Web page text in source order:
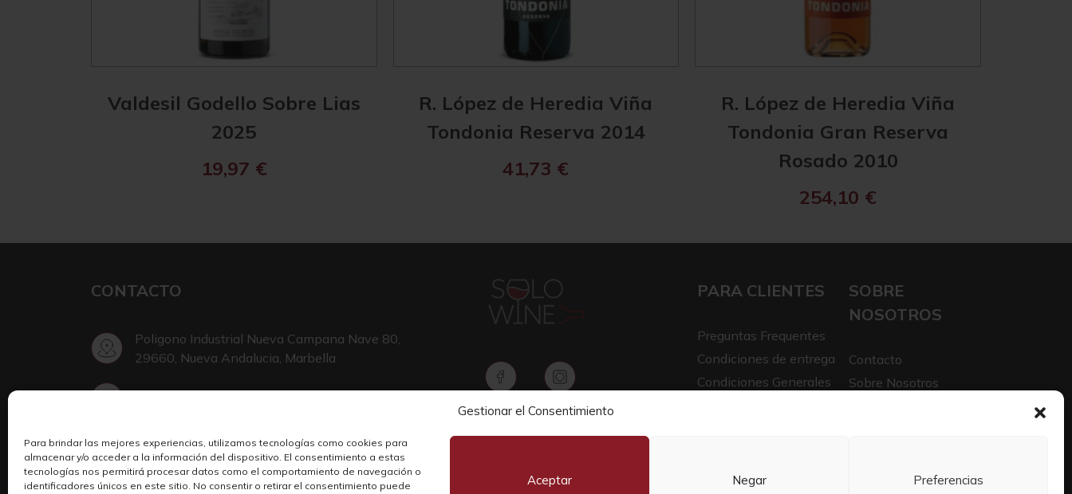
Gestionar el Consentimiento
Para brindar las mejores experiencias, utilizamos tecnologías como cookies para
almacenar y/o acceder a la información del dispositivo. El consentimiento a estas
tecnologías nos permitirá procesar datos como el comportamiento de navegación o
identificadores únicos en este sitio. No consentir o retirar el consentimiento puede
Aceptar Negar Preferencias
Valdesil Godello Sobre Lias
2025
19,97 €
R. López de Heredia Viña
Tondonia Reserva 2014
41,73 €
R. López de Heredia Viña
Tondonia Gran Reserva
Rosado 2010
254,10 €
CONTACTO
Poligono Industrial Nueva Campana Nave 80,
29660, Nueva Andalucia, Marbella
Escribir en Telegram
PARA CLIENTES
Preguntas Frequentes
Condiciones de entrega
Condiciones Generales
SOBRE
NOSOTROS
Contacto
Sobre Nosotros